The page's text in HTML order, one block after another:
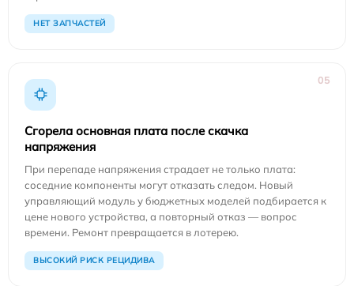
НЕТ ЗАПЧАСТЕЙ
05
Сгорела основная плата после скачка
напряжения
При перепаде напряжения страдает не только плата:
соседние компоненты могут отказать следом. Новый
управляющий модуль у бюджетных моделей подбирается к
цене нового устройства, а повторный отказ — вопрос
времени. Ремонт превращается в лотерею.
ВЫСОКИЙ РИСК РЕЦИДИВА